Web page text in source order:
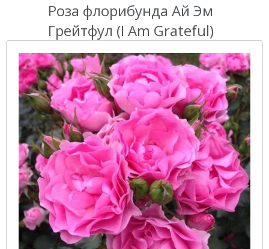
Роза флорибунда Ай Эм
Грейтфул (I Am Grateful)